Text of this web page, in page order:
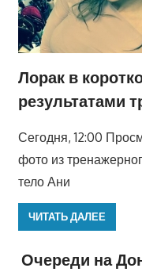
Лорак в
результатами
Сегодня, 12:00
фото из
тело Ани
ЧИТАТЬ ДАЛЕЕ
Очереди на